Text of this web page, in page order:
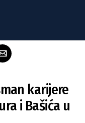
karijere
i Bašića u